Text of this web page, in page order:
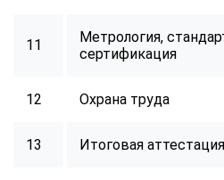
11
Метрология,
сертификация
12 Охрана труда
13 Итоговая аттестация